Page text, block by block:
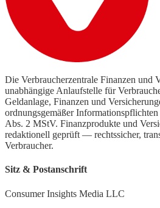
Die Verbraucherzentrale Finanzen und
unabhängige Anlaufstelle für
Geldanlage, Finanzen und
ordnungsgemäßer
Abs. 2 MStV. Finanzprodukte und
redaktionell geprüft — rechtssicher,
Verbraucher.
Sitz & Postanschrift
Consumer Insights Media LLC